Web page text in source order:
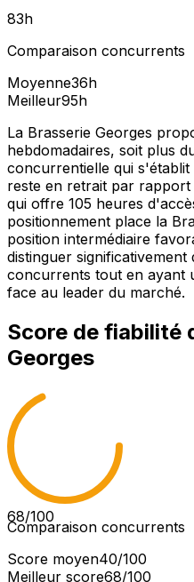
83h
Comparaison concurrents
Moyenne36h
Meilleur95h
La Brasserie Georges
hebdomadaires, soit plus
concurrentielle qui
reste en retrait par
qui offre 105 heures
positionnement place la
position intermédiaire
distinguer significativement
concurrents tout en ayant
face au leader du marché.
Score de fiabilité
Georges
68/100
Comparaison concurrents
Score moyen40/100
Meilleur score68/100